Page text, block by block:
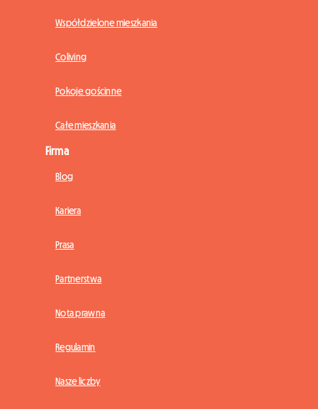
Współdzielone mieszkania
Coliving
Pokoje gościnne
Całe mieszkania
Firma
Blog
Kariera
Prasa
Partnerstwa
Nota prawna
Regulamin
Nasze liczby